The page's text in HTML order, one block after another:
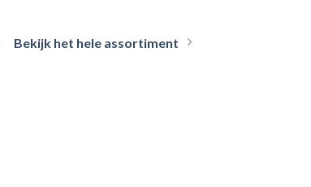
Bekijk het hele assortiment